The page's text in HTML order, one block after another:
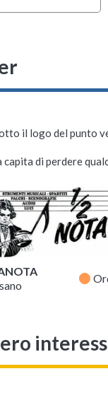
il logo del punto
di perdere
fiber_manual_record